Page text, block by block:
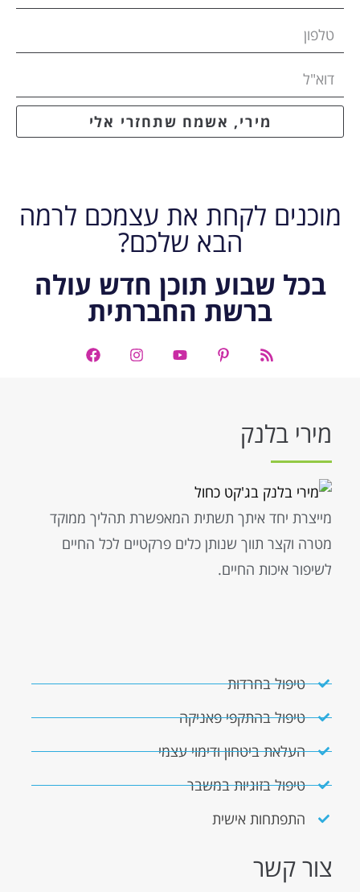
מירי, אשמח שתחזרי אלי
מוכנים לקחת את עצמכם לרמה
הבא שלכם?
בכל שבוע תוכן חדש עולה
ברשת החברתית
מירי בלנק
מייצרת יחד איתך תשתית המאפשרת תהליך ממוקד
מטרה וקצר תווך שנותן כלים פרקטיים לכל החיים
לשיפור איכות החיים.
טיפול בחרדות
טיפול בהתקפי פאניקה
העלאת ביטחון ודימוי עצמי
טיפול בזוגיות במשבר
התפתחות אישית
צור קשר